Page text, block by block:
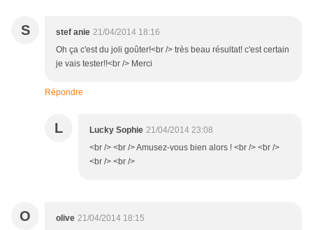
S stef anie 21/04/2014 18:16
Oh ça c'est du joli goûter!<br /> très beau résultat! c'est certain
je vais tester!!<br /> Merci
Répondre
L Lucky Sophie 21/04/2014 23:08
<br /> <br /> Amusez-vous bien alors ! <br /> <br />
<br /> <br />
O olive 21/04/2014 18:15